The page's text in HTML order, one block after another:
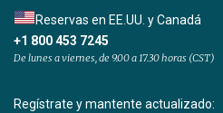
Reservas en EE.UU. y Canadá
+1 800 453 7245
De lunes a viernes, de 9.00 a 17.30 horas (CST)
Regístrate y mantente actualizado: